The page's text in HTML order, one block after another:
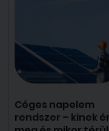
Céges napelem
rendszer – kinek